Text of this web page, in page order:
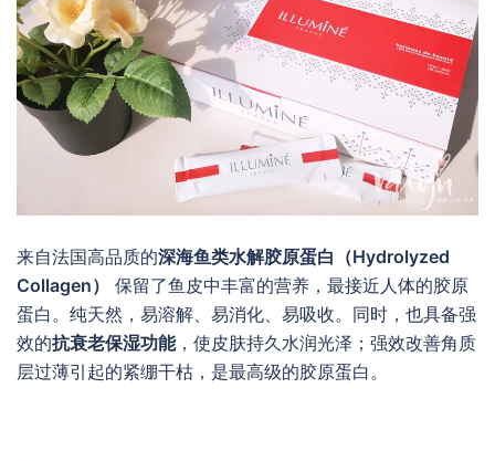
来自法国高品质的深海鱼类水解胶原蛋白（Hydrolyzed
Collagen）
保留了鱼皮中丰富的营养，最接近人体的胶原
蛋白。纯天然，易溶解、易消化、易吸收。同时，也具备强
效的抗衰老保湿功能，使皮肤持久水润光泽；强效改善角质
层过薄引起的紧绷干枯，是最高级的胶原蛋白。